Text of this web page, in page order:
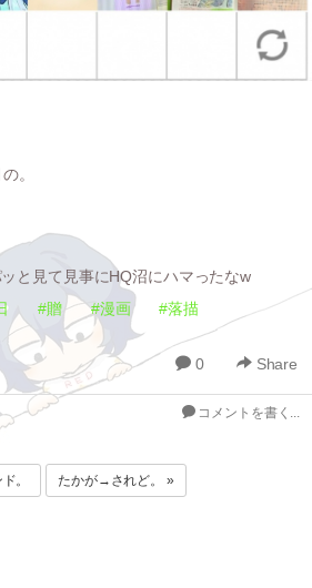
。
と見て見事にHQ沼にハマったなw
#贈 #漫画 #落描
0 Share
コメントを書く...
。 たかが→されど。 »